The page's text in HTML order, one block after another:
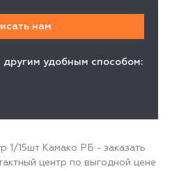
другим удобным способом:
1/15шт Камако РБ - заказать
центр по выгодной цене